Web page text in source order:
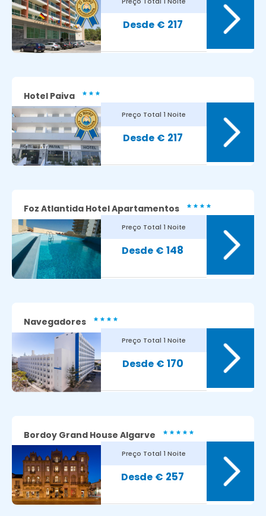
Avaliação dos nossos clientes:8.5
Avaliação dos nossos clientes:7.5
Avaliação dos nossos clientes:8.3
€ 217
Hotel Paiva
Avaliação dos nossos clientes:8.9
Preço Total 1 Noite
€ 217
Foz Atlantida Hotel Apartamentos
Avaliação dos nossos clientes:8
Preço Total 1 Noite
€ 148
Navegadores
Preço Total 1 Noite
€ 170
Bordoy Grand House Algarve
Preço Total 1 Noite
€ 257